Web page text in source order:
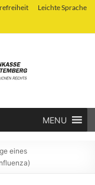
Leichte Sprache
MENU
eines